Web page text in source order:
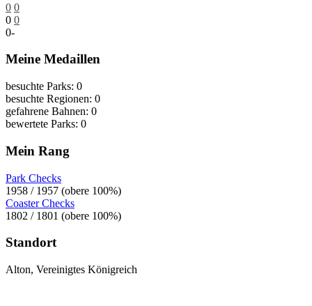
0 0
0 0
0-
Meine Medaillen
besuchte Parks: 0
besuchte Regionen: 0
gefahrene Bahnen: 0
bewertete Parks: 0
Mein Rang
Park Checks
1958 / 1957 (obere 100%)
Coaster Checks
1802 / 1801 (obere 100%)
Standort
Alton, Vereinigtes Königreich